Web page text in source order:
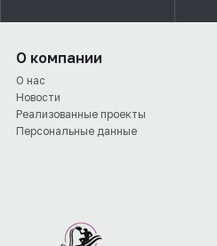
О компании
О нас
Новости
Реализованные проекты
Персональные данные